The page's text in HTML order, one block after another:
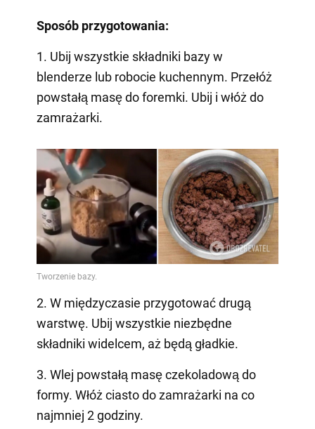
Sposób przygotowania:
1. Ubij wszystkie składniki bazy w
blenderze lub robocie kuchennym. Przełóż
powstałą masę do foremki. Ubij i włóż do
zamrażarki.
2. W międzyczasie przygotować drugą
warstwę. Ubij wszystkie niezbędne
składniki widelcem, aż będą gładkie.
3. Wlej powstałą masę czekoladową do
formy. Włóż ciasto do zamrażarki na co
najmniej 2 godziny.